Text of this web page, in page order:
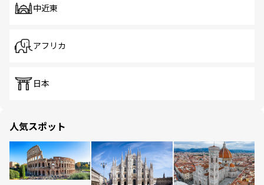
中近東
アフリカ
日本
人気スポット